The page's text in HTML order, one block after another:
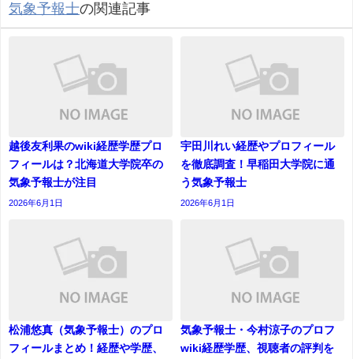
気象予報士の関連記事
越後友利果のwiki経歴学歴プロ
フィールは？北海道大学院卒の
気象予報士が注目
2026年6月1日
宇田川れい経歴やプロフィール
を徹底調査！早稲田大学院に通
う気象予報士
2026年6月1日
松浦悠真（気象予報士）のプロ
フィールまとめ！経歴や学歴、
気象予報士・今村涼子のプロフ
wiki経歴学歴、視聴者の評判を